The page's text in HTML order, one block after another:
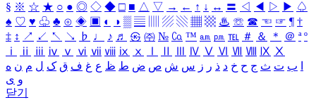
§ ※ ☆ ★ ○ ● ◎ ◇ ◆ □ ■ △ ▽ → ← ↑ ↓ ↔ 〓 ◁ ◀ ▷ ▶ ♤
♠ ♡ ♥ ♧ ♣ ⊙ ◈ ▣ ◐ ◑ ▒ ▤ ▨ ▧ ▦ ▩ ♨ ☏ ☎ ☜ ☞ ¶ †
‡ ↕ ↗ ↙ ↖ ↘ ♭ ♩ ♪ ♬ ㉿ ㈜ № ㏇ ™ ㏂ ㏘ ℡ ＃ ＆ ＊ ＠ ª º
ⅰ
ⅱ ⅲ ⅳ ⅴ ⅵ ⅶ ⅷ ⅸ ⅹ Ⅳ Ⅴ Ⅵ Ⅶ Ⅷ Ⅸ Ⅹ
ب ت ث ج ح خ د ذ ر ز س ش ص ض ط ظ ع غ ف ق ک ل م ن ه
و ی
닫기